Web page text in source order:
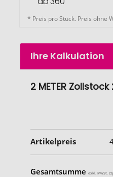
* Preis pro Stück. Preis ohne
Ihre Kalkulation
2 METER
Artikelpreis
Gesamtsumme exkl. MwSt.